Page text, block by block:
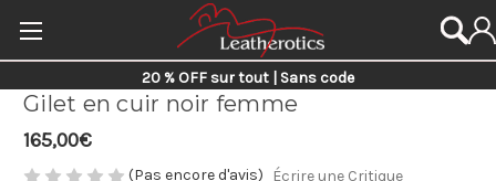
20 % OFF sur tout | Sans code
Gilet en cuir noir femme
165,00€
(Pas encore d'avis)
Écrire une Critique